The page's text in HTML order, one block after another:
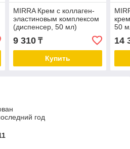
MIRRA Крем c коллаген-
эластиновым комплексом
(диспенсер, 50 мл)
9 310₸
Купить
50
14
год